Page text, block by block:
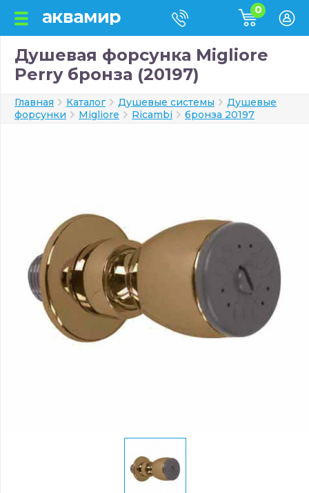
0
Душевая форсунка Migliore
Perry бронза (20197)
Главная Каталог Душевые системы
Душевые
форсунки
Migliore Ricambi бронза 20197